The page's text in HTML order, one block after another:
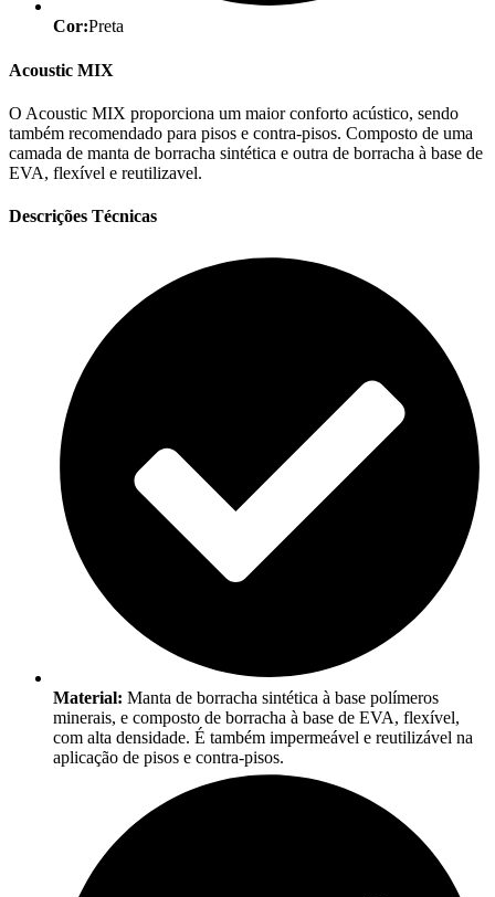
Cor:Preta
Acoustic MIX
O Acoustic MIX proporciona um maior conforto acústico, sendo
também recomendado para pisos e contra-pisos. Composto de uma
camada de manta de borracha sintética e outra de borracha à base de
EVA, flexível e reutilizavel.
Descrições Técnicas
Material: Manta de borracha sintética à base polímeros
minerais, e composto de borracha à base de EVA, flexível,
com alta densidade. É também impermeável e reutilizável na
aplicação de pisos e contra-pisos.